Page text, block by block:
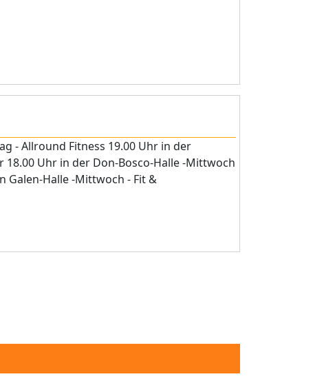
- Allround Fitness 19.00 Uhr in der
Uhr in der Don-Bosco-Halle -Mittwoch
Galen-Halle -Mittwoch - Fit &
page